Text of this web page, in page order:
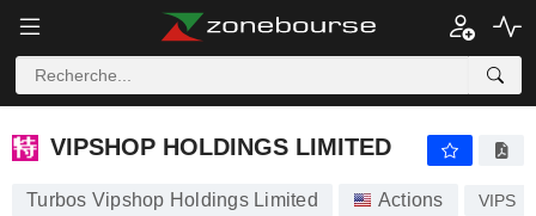
VIPSHOP HOLDINGS LIMITED
VIPSHOP HOLDINGS LIMITED
Turbos Vipshop Holdings Limited Actions VIPS